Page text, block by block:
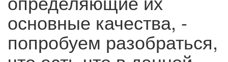
основные качества, -
попробуем разобраться,